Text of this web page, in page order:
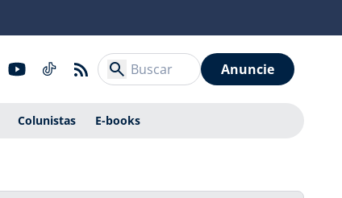
Anuncie
Colunistas E-books